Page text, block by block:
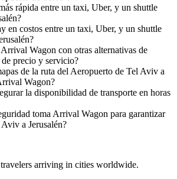
rápida entre un taxi, Uber, y un shuttle
en costos entre un taxi, Uber, y un shuttle
Wagon con otras alternativas de
precio y servicio?
de la ruta del Aeropuerto de Tel Aviv a
Wagon?
la disponibilidad de transporte en horas
toma Arrival Wagon para garantizar
a Jerusalén?
arriving in cities worldwide.